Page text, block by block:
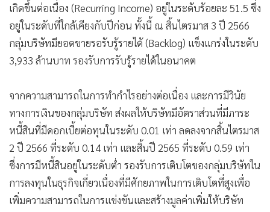
เกิดขึ้นต่อเนื่อง (Recurring Income) อยู่ในระดับร้อยละ 51.5 ซึ่ง
อยู่ในระดับที่ใกล้เคียงกับปีก่อน ทั้งนี้ ณ สิ้นไตรมาส 3 ปี 2566
กลุ่มบริษัทมียอดขายรอรับรู้รายได้ (Backlog) แข็งแกร่งในระดับ
3,933 ล้านบาท รองรับการรับรู้รายได้ในอนาคต
จากความสามารถในการทำกำไรอย่างต่อเนื่อง และการมีวินัย
ทางการเงินของกลุ่มบริษัท ส่งผลให้บริษัทมีอัตราส่วนที่มีภาระ
หนี้สินที่มีดอกเบี้ยต่อทุนในระดับ 0.01 เท่า ลดลงจากสิ้นไตรมาส
2 ปี 2566 ที่ระดับ 0.14 เท่า และสิ้นปี 2565 ที่ระดับ 0.59 เท่า
ซึ่งการมีหนี้สินอยู่ในระดับต่ำ รองรับการเติบโตของกลุ่มบริษัทใน
การลงทุนในธุรกิจเกี่ยวเนื่องที่มีศักยภาพในการเติบโตที่สูงเพื่อ
เพิ่มความสามารถในการแข่งขันและสร้างมูลค่าเพิ่มให้บริษัท